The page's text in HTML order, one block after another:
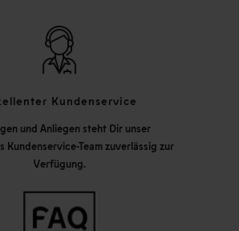
Kundenservice
und Anliegen steht Dir unser
Kundenservice-Team zuverlässig zur
Verfügung.